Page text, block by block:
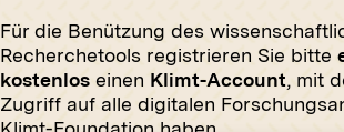
Für die Benützung des
Recherchetools registrieren Sie bitte
kostenlos einen Klimt-Account, mit
Zugriff auf alle digitalen
Abzug